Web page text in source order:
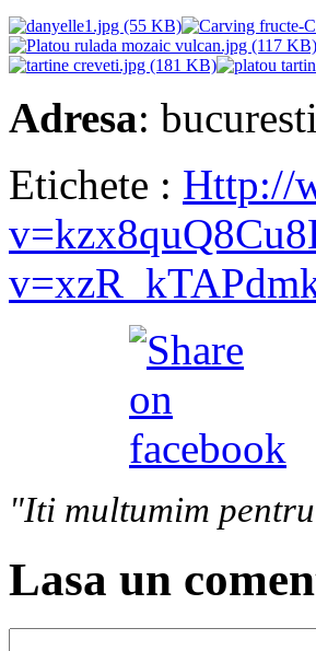
Adresa: bucuresti
Etichete : Http://
v=kzx8quQ8Cu8
"Iti multumim
Lasa un